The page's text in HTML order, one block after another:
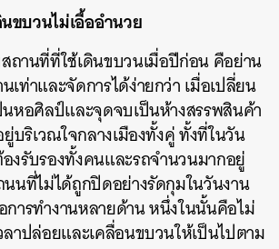
ขบวนไม่เอื้ออำนวย
ถานที่ที่ใช้เดินขบวนเมื่อปีก่อน คือย่าน
ท่าและจัดการได้ง่ายกว่า เมื่อเปลี่ยน
หอศิลป์และจุดจบเป็นห้างสรรพสินค้า
บริเวณใจกลางเมืองทั้งคู่ ทั้งที่ในวัน
งรับรองทั้งคนและรถจำนวนมากอยู่
นที่ไม่ได้ถูกปิดอย่างรัดกุมในวันงาน
ารทำงานหลายด้าน หนึ่งในนั้นคือไม่
าปล่อยและเคลื่อนขบวนให้เป็นไปตาม
TWEET LINE